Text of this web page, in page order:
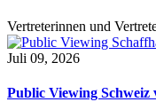
Vertreterinnen und
Juli 09, 2026
Public Viewing Schweiz